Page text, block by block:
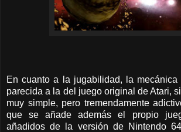
En cuanto a la jugabilidad, la
parecida a la del juego original de Atari,
muy simple, pero tremendamente
que se añade además el propio
añadidos de la versión de Nintendo